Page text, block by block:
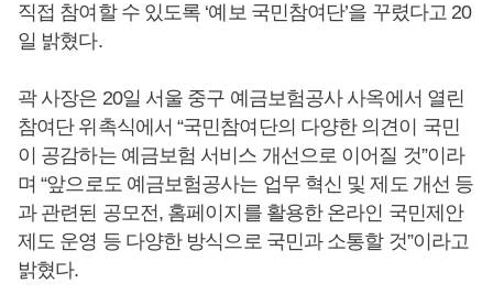
직접 참여할 수 있도록 ‘예보 국민참여단’을 꾸렸다고 20
일 밝혔다.
곽 사장은 20일 서울 중구 예금보험공사 사옥에서 열린
참여단 위촉식에서 “국민참여단의 다양한 의견이 국민
이 공감하는 예금보험 서비스 개선으로 이어질 것”이라
며 “앞으로도 예금보험공사는 업무 혁신 및 제도 개선 등
과 관련된 공모전, 홈페이지를 활용한 온라인 국민제안
제도 운영 등 다양한 방식으로 국민과 소통할 것”이라고
밝혔다.